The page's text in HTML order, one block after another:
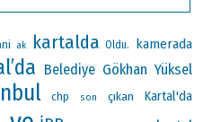
ak kartalda Oldu. kamerada
Belediye Gökhan Yüksel
chp son çıkan Kartal'da